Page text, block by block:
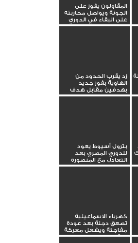
المقاولون يفوز على
الجونة ويواصل محاربته
على البقاء في الدوري
زد يقرب الحدود من
الهاوية بفوز جديد
بهدفين مقابل هدف
بترول أسيوط يعود
للدوري المصري بعد
التعادل مع المنصورة
كهرباء الاسماعيلية
تصعق دجلة بعد عودة
مفاجئة ويشعل معركة
البقاء